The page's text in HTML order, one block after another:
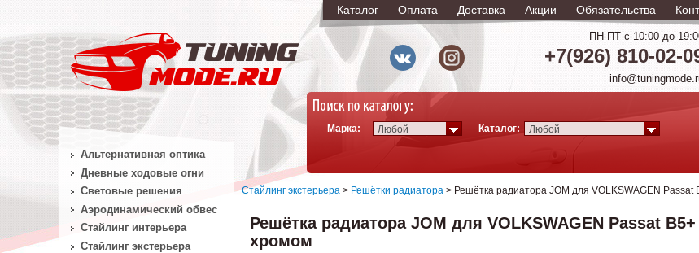
ПН-ПТ с 10:00 до
+7(926) 810-02-
Каталог Оплата Доставка Акции Обязательства
Марка: Любой Каталог: Любой
Стайлинг экстерьера > Решётки радиатора > Решётка радиатора JOM для VOLKSWAGEN
Решётка радиатора JOM для VOLKSWAGEN Passat
хромом
Альтернативная оптика
Дневные ходовые огни
Световые решения
Аэродинамический обвес
Стайлинг интерьера
Стайлинг экстерьера